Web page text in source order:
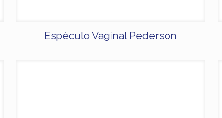
Espéculo Vaginal Pederson